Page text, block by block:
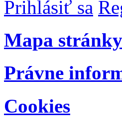
Prihlásiť sa
Mapa stránky
Právne
Cookies